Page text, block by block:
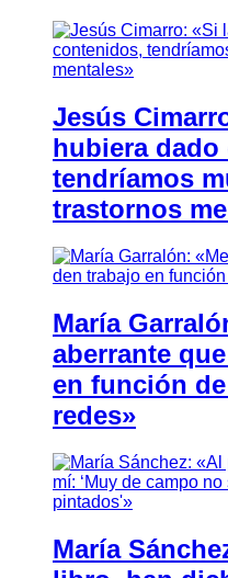
Jesús
hubiera
tendríamos
trastornos
María
aberrante
en función
redes»
María